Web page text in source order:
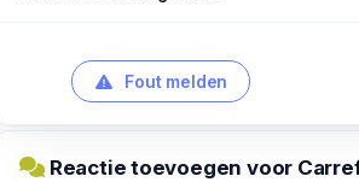
Fout melden
Reactie toevoegen voor